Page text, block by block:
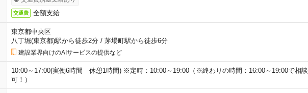
交通費 全額支給
東京都中央区
八丁堀(東京都)駅から徒歩2分/ 茅場町駅から徒歩6分
建設業界向けのAIサービスの提供など
10:00～17:00(実働6時間 休憩1時間) ※定時：10:00～19:00（※終わりの時間：16:00～19:00で相談
可！）